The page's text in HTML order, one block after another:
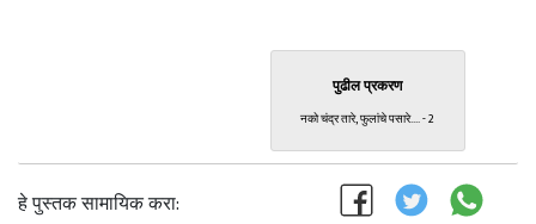
पुढील प्रकरण
नको चंद्र तारे, फुलांचे पसारे.... - 2
हे पुस्तक सामायिक करा: